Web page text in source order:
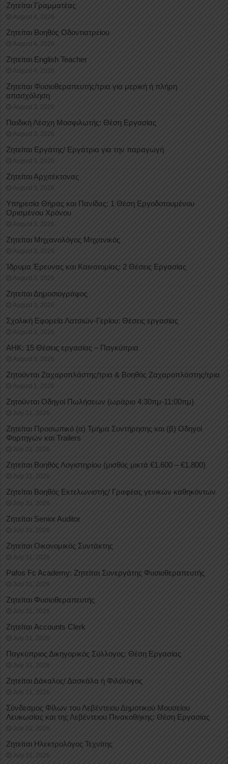
Ζητείται Γραμματέας
August 4, 2026
Ζητείται Βοηθός Οδοντιατρείου
August 4, 2026
Ζητείται English Teacher
August 4, 2026
Ζητείται Φυσιοθεραπευτής/τρια για μερική ή πλήρη
απασχόληση
August 3, 2026
Παιδική Λέσχη Μοσφιλωτής: Θέση Εργασίας
August 3, 2026
Ζητείται Εργάτης/ Εργάτρια για την παραγωγή
August 3, 2026
Ζητείται Αρχιτέκτονας
August 3, 2026
Υπηρεσία Θήρας και Πανίδας: 1 Θέση Eργοδοτουμένου
Oρισμένου Xρόνου
August 3, 2026
Ζητείται Μηχανολόγος Μηχανικός
August 3, 2026
Ίδρυμα Έρευνας και Καινοτομίας: 2 Θέσεις Εργασίας
August 3, 2026
Ζητείται Δημοσιογράφος
August 3, 2026
Σχολική Εφορεία Λατσιών-Γερίου: Θέσεις εργασίας
August 3, 2026
ΑΗΚ: 15 Θέσεις εργασίας – Παγκύπρια
August 3, 2026
Ζητούνται Ζαχαροπλάστης/τρια & Βοηθός Ζαχαροπλάστης/τρια
August 1, 2026
Ζητούνται Οδηγοί Πωλήσεων (ωράριο 4:30πμ-11:00πμ)
July 31, 2026
Ζητείται Προσωπικό (α) Τμήμα Συντήρησης και (β) Οδηγοί
Φορτηγών και Trailers
July 31, 2026
Ζητείται Βοηθός Λογιστηρίου (μισθός μικτά €1.600 – €1.800)
July 31, 2026
Ζητείται Βοηθός Εκτελωνιστής/ Γραφέας γενικών καθηκόντων
July 31, 2026
Ζητείται Senior Auditor
July 31, 2026
Ζητείται Οικονομικός Συντάκτης
July 31, 2026
Pafos Fc Academy: Ζητείται Συνεργάτης Φυσιοθεραπευτής
July 31, 2026
Ζητείται Φυσιοθεραπευτής
July 31, 2026
Ζητείται Accounts Clerk
July 31, 2026
Παγκύπριος Δικηγορικός Σύλλογος: Θέση Εργασίας
July 31, 2026
Ζητείται Δάκαλος/ Δασκάλα ή Φιλόλογος
July 31, 2026
Σύνδεσμος Φίλων του Λεβέντειου Δημοτικού Μουσείου
Λευκωσίας και της Λεβέντειου Πινακοθήκης: Θέση Εργασίας
July 31, 2026
Ζητείται Ηλεκτρολόγος Τεχνίτης
July 31, 2026